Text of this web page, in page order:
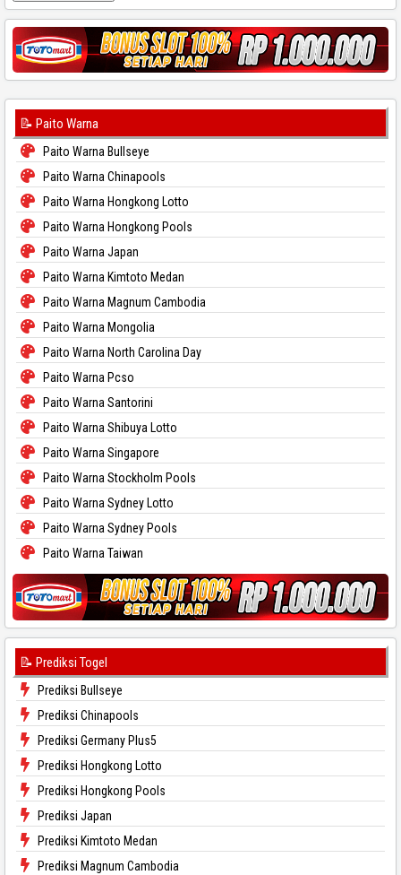
📝 Paito Warna
Paito Warna Bullseye
Paito Warna Chinapools
Paito Warna Hongkong Lotto
Paito Warna Hongkong Pools
Paito Warna Japan
Paito Warna Kimtoto Medan
Paito Warna Magnum Cambodia
Paito Warna Mongolia
Paito Warna North Carolina Day
Paito Warna Pcso
Paito Warna Santorini
Paito Warna Shibuya Lotto
Paito Warna Singapore
Paito Warna Stockholm Pools
Paito Warna Sydney Lotto
Paito Warna Sydney Pools
Paito Warna Taiwan
📝 Prediksi Togel
Prediksi Bullseye
Prediksi Chinapools
Prediksi Germany Plus5
Prediksi Hongkong Lotto
Prediksi Hongkong Pools
Prediksi Japan
Prediksi Kimtoto Medan
Prediksi Magnum Cambodia